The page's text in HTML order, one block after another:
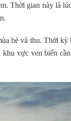
Thời gian này là
hè và thu. Thời kỳ
vực ven biển